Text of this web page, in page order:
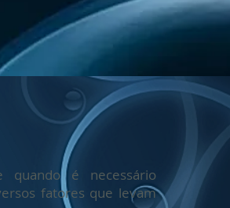
quando é necessário
fatores que levam